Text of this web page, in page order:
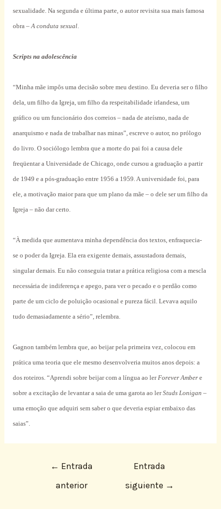
sexualidade. Na segunda e última parte, o autor revisita sua mais famosa
obra –A conduta sexual.
Scripts na adolescência
“Minha mãe impôs uma decisão sobre meu destino. Eu deveria ser o filho
dela, um filho da Igreja, um filho da respeitabilidade irlandesa, um
gráfico ou um funcionário dos correios – nada de ateísmo, nada de
anarquismo e nada de trabalhar nas minas”, escreve o autor, no prólogo
do livro. O sociólogo lembra que a morte do pai foi a causa dele
freqüentar a Universidade de Chicago, onde cursou a graduação a partir
de 1949 e a pós-graduação entre 1956 a 1959. A universidade foi, para
ele, a motivação maior para que um plano da mãe – o dele ser um filho da
Igreja – não dar certo.
“À medida que aumentava minha dependência dos textos, enfraquecia-
se o poder da Igreja. Ela era exigente demais, assustadora demais,
singular demais. Eu não conseguia tratar a prática religiosa com a mescla
necessária de indiferença e apego, para ver o pecado e o perdão como
parte de um ciclo de poluição ocasional e pureza fácil. Levava aquilo
tudo demasiadamente a sério”, relembra.
Gagnon também lembra que, ao beijar pela primeira vez, colocou em
prática uma teoria que ele mesmo desenvolveria muitos anos depois: a
dos roteiros. “Aprendi sobre beijar com a língua ao lerForever Ambere
sobre a excitação de levantar a saia de uma garota ao lerStuds Lonigan–
uma emoção que adquiri sem saber o que deveria espiar embaixo das
saias”.
← Entrada
anterior
Entrada
siguiente →